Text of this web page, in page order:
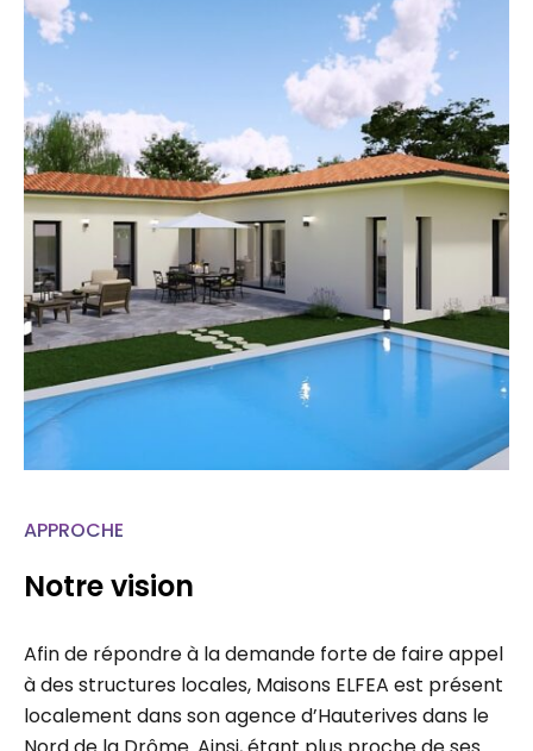
APPROCHE
Notre vision
à des structures locales, Maisons ELFEA est présent
localement dans son agence d’Hauterives dans le
Nord de la Drôme. Ainsi, étant plus proche de ses